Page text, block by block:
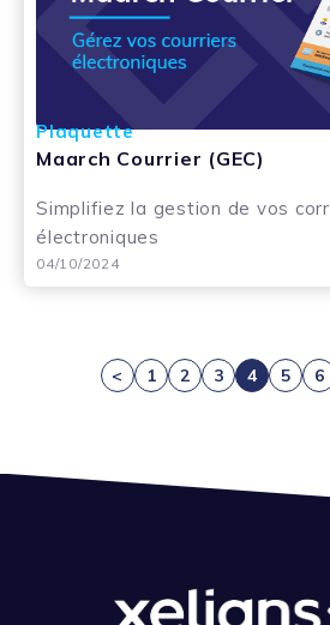
Plaquette
Maarch Courrier (GEC)
Simplifiez la gestion de vos
électroniques
04/10/2024
< 1 2 3 4 5 6